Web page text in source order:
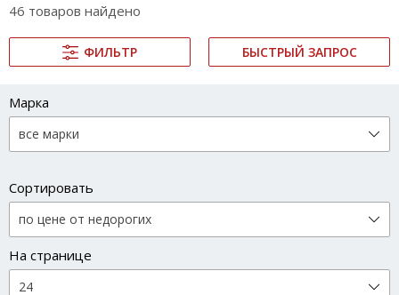
46 товаров найдено
ФИЛЬТР БЫСТРЫЙ ЗАПРОС
Марка
Сортировать
На странице